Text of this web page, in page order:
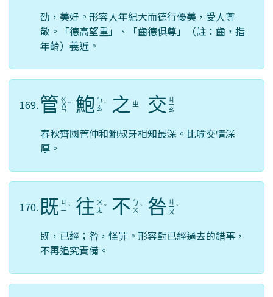
劭，美好。形容人年紀大而德行優美，受人尊
敬。「德高望重」、「齒德俱尊」（註：齒，指
年齡）義近。
169.管 ㄍ
ㄨ
ㄢ
ˇ 鮑 ㄅ
ㄠ ˋ 之 ㄓ 交 ㄐ
ㄧ
ㄠ
春秋齊國管仲和鮑叔牙相知最深。比喻交情深
厚。
170. 既 ㄐ
ㄧ ˋ 往 ㄨ
ㄤ ˇ 不 ㄅ
ㄨ ˋ 咎 ㄐ
ㄧ
ㄡ
ˋ
既，已經；咎，怪罪。形容對已經過去的錯事，
不再追究責備。